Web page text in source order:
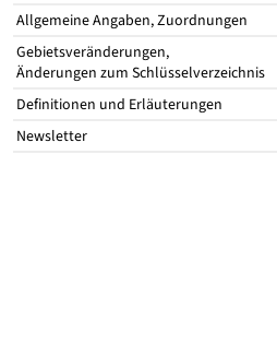
Allgemeine Angaben, Zuordnungen
Gebietsveränderungen,
Änderungen zum Schlüsselverzeichnis
Definitionen und Erläuterungen
Newsletter